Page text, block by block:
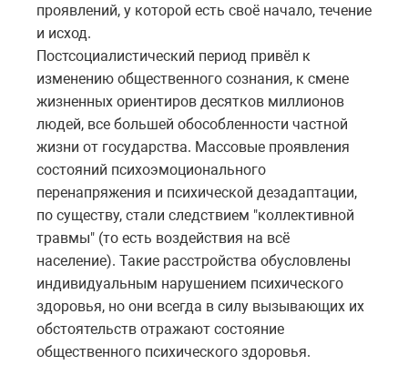
проявлений, у которой есть своё начало, течение
и исход.
Постсоциалистический период привёл к
изменению общественного сознания, к смене
жизненных ориентиров десятков миллионов
людей, все большей обособленности частной
жизни от государства. Массовые проявления
состояний психоэмоционального
перенапряжения и психической дезадаптации,
по существу, стали следствием "коллективной
травмы" (то есть воздействия на всё
население). Такие расстройства обусловлены
индивидуальным нарушением психического
здоровья, но они всегда в силу вызывающих их
обстоятельств отражают состояние
общественного психического здоровья.